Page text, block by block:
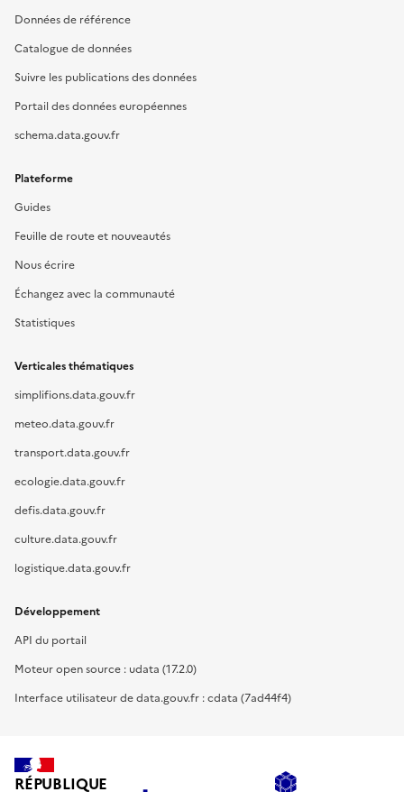
Données de référence
Catalogue de données
Suivre les publications des données
Portail des données européennes
schema.data.gouv.fr
Plateforme
Guides
Feuille de route et nouveautés
Nous écrire
Échangez avec la communauté
Statistiques
Verticales thématiques
simplifions.data.gouv.fr
meteo.data.gouv.fr
transport.data.gouv.fr
ecologie.data.gouv.fr
defis.data.gouv.fr
culture.data.gouv.fr
logistique.data.gouv.fr
Développement
API du portail
Moteur open source : udata (17.2.0)
Interface utilisateur de data.gouv.fr : cdata (7ad44f4)
RÉPUBLIQUE